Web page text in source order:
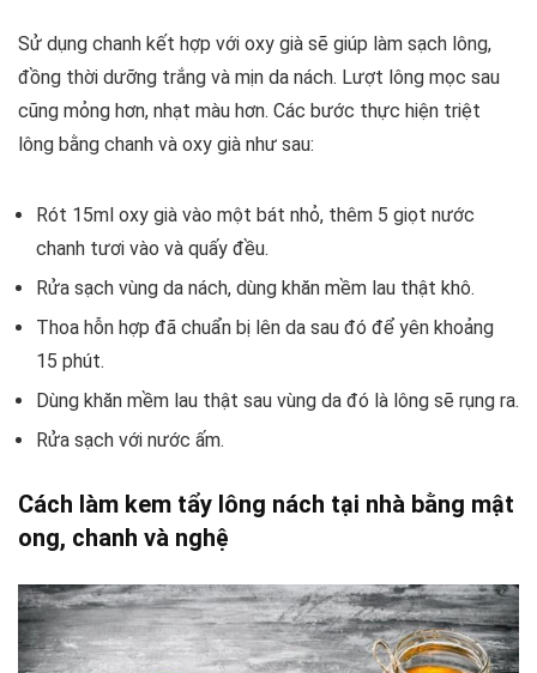
Sử dụng chanh kết hợp với oxy già sẽ giúp làm sạch lông,
đồng thời dưỡng trắng và mịn da nách. Lượt lông mọc sau
cũng mỏng hơn, nhạt màu hơn. Các bước thực hiện triệt
lông bằng chanh và oxy già như sau:
Rót 15ml oxy già vào một bát nhỏ, thêm 5 giọt nước
chanh tươi vào và quấy đều.
Rửa sạch vùng da nách, dùng khăn mềm lau thật khô.
Thoa hỗn hợp đã chuẩn bị lên da sau đó để yên khoảng
15 phút.
Dùng khăn mềm lau thật sau vùng da đó là lông sẽ rụng ra.
Rửa sạch với nước ấm.
Cách làm kem tẩy lông nách tại nhà bằng mật
ong, chanh và nghệ